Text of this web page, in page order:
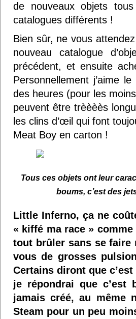
de nouveaux objets
catalogues différents !
Bien sûr, ne vous
nouveau catalogue
précédent, et ensuite
Personnellement j’aime
des heures (pour les
peuvent être trèèèès
les clins d’œil qui font
Meat Boy en carton !
Tous ces objets ont leur
boums, c’est des
Little Inferno, ça ne
« kiffé ma race »
tout brûler sans se faire
vous de grosses
Certains diront que
je répondrai que c’est
jamais créé, au même
Steam pour un peu